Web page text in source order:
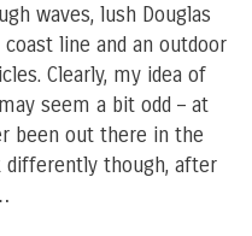
waves, lush Douglas
line and an outdoor
Clearly, my idea of
seem a bit odd – at
been out there in the
differently though, after